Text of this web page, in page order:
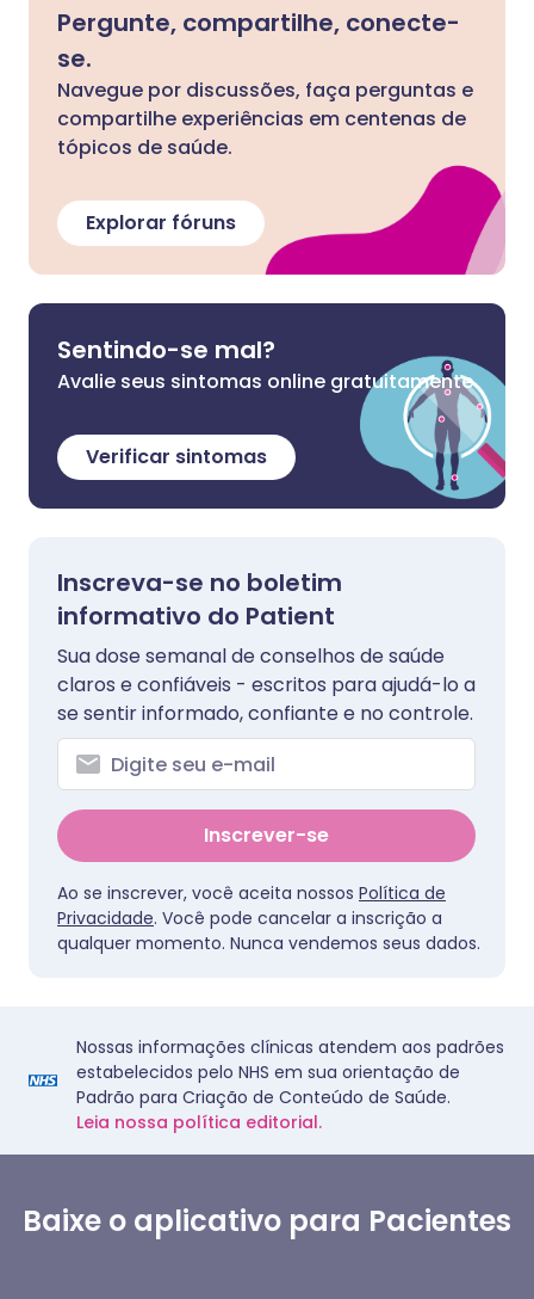
Pergunte, compartilhe, conecte-
se.
Navegue por discussões, faça perguntas e
compartilhe experiências em centenas de
tópicos de saúde.
Explorar fóruns
Sentindo-se mal?
Avalie seus sintomas online gratuitamente
Verificar sintomas
Inscreva-se no boletim
informativo do Patient
Sua dose semanal de conselhos de saúde
claros e confiáveis - escritos para ajudá-lo a
se sentir informado, confiante e no controle.
Inscrever-se
Ao se inscrever, você aceita nossos Política de
Privacidade. Você pode cancelar a inscrição a
qualquer momento. Nunca vendemos seus dados.
Nossas informações clínicas atendem aos padrões
estabelecidos pelo NHS em sua orientação de
Padrão para Criação de Conteúdo de Saúde.
Leia nossa política editorial.
Baixe o aplicativo para Pacientes